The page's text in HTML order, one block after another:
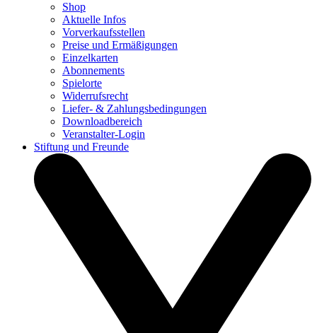
Shop
Aktuelle Infos
Vorverkaufsstellen
Preise und Ermäßigungen
Einzelkarten
Abonnements
Spielorte
Widerrufsrecht
Liefer- & Zahlungsbedingungen
Downloadbereich
Veranstalter-Login
Stiftung und Freunde